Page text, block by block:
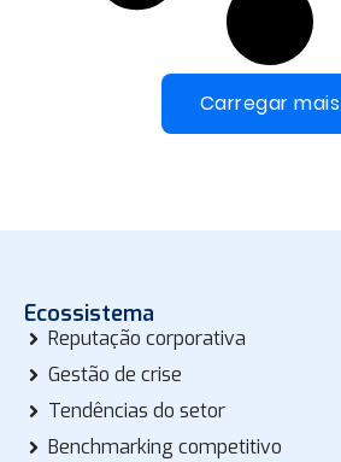
Carregar mais
Ecossistema
Reputação corporativa
Gestão de crise
Tendências do setor
Benchmarking competitivo